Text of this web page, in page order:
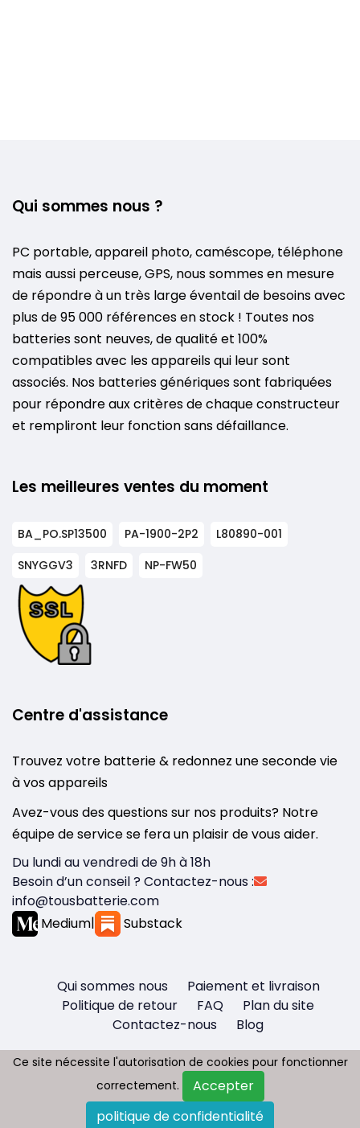
Qui sommes nous ?
PC portable, appareil photo, caméscope, téléphone
mais aussi perceuse, GPS, nous sommes en mesure
de répondre à un très large éventail de besoins avec
plus de 95 000 références en stock ! Toutes nos
batteries sont neuves, de qualité et 100%
compatibles avec les appareils qui leur sont
associés. Nos batteries génériques sont fabriquées
pour répondre aux critères de chaque constructeur
et rempliront leur fonction sans défaillance.
Les meilleures ventes du moment
BA_PO.SP13500 PA-1900-2P2
L80890-001
SNYGGV3
3RNFD NP-FW50
Centre d'assistance
Trouvez votre batterie & redonnez une seconde vie
à vos appareils
Avez-vous des questions sur nos produits? Notre
équipe de service se fera un plaisir de vous aider.
Du lundi au vendredi de 9h à 18h
Besoin d’un conseil ? Contactez-nous :
info@tousbatterie.com
Medium| Substack
Qui sommes nous
Paiement et livraison
Politique de retour
FAQ
Plan du site
Contactez-nous
Blog
Copyright © 2026 - Tous droit réservés
Tousbatterie.com
Ce site nécessite l'autorisation de cookies pour fonctionner
correctement.
Accepter
politique de confidentialité
Ce site nécessite l'autorisation de cookies pour fonctionner
correctement.
Accepter
politique de confidentialité